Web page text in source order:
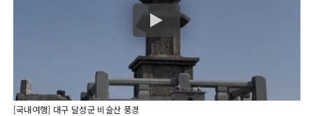
[국내여행] 대구 달성군 비슬산 풍경